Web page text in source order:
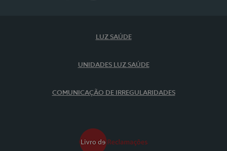
LUZ SAÚDE
UNIDADES LUZ SAÚDE
COMUNICAÇÃO DE IRREGULARIDADES